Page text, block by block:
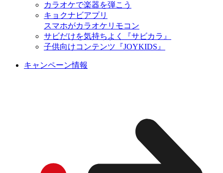
カラオケで楽器を弾こう
キョクナビアプリ
スマホがカラオケリモコン
サビだけを気持ちよく『サビカラ』
子供向けコンテンツ『JOYKIDS』
キャンペーン情報